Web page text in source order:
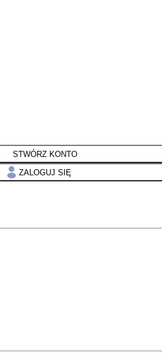
STWÓRZ KONTO
ZALOGUJ SIĘ